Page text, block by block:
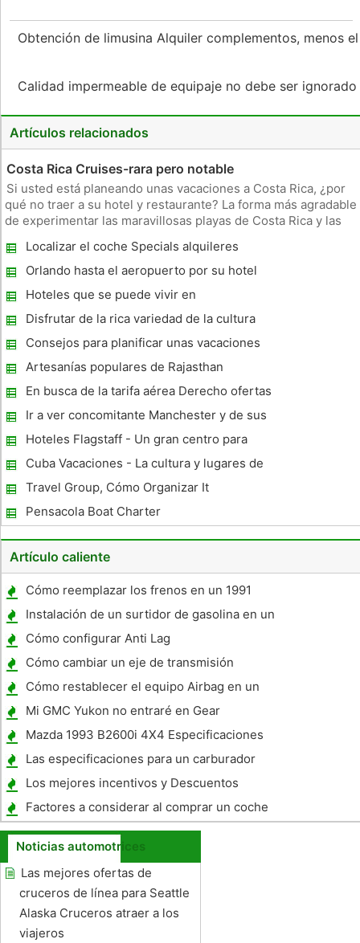
Obtención de limusina Alquiler complementos, menos
Calidad impermeable de equipaje no debe ser
Artículos relacionados
Costa Rica Cruises-rara pero notable
Si usted está planeando unas vacaciones a Costa Rica, ¿por
qué no traer a su hotel y restaurante? La forma más agradable
de experimentar las maravillosas playas de Costa Rica y las
se trata de un crucero de Costa Rica, llegar allí será una
Localizar el coche Specials alquileres
Orlando hasta el aeropuerto por su hotel
Transportation Solutions
Hoteles que se puede vivir en
Disfrutar de la rica variedad de la cultura
Shoals Alabama
Consejos para planificar unas vacaciones
de esquí
Artesanías populares de Rajasthan
En busca de la tarifa aérea Derecho ofertas
más bajas y salida rápidos tiempos?
Ir a ver concomitante Manchester y de sus
bares de vinos sorprendentes
Hoteles Flagstaff - Un gran centro para
explorar el centro
Cuba Vacaciones - La cultura y lugares de
interés de La Habana
Travel Group, Cómo Organizar It
Pensacola Boat Charter
Artículo caliente
Cómo reemplazar los frenos en un 1991
Ford Aerostar
Instalación de un surtidor de gasolina en un
97 Chrysler Sebring LXi
Cómo configurar Anti Lag
Cómo cambiar un eje de transmisión
Cómo restablecer el equipo Airbag en un
Dodge Caravan 96
Mi GMC Yukon no entraré en Gear
Mazda 1993 B2600i 4X4 Especificaciones
Las especificaciones para un carburador
XR650R
Los mejores incentivos y Descuentos
Coche
Factores a considerar al comprar un coche
Noticias automotrices
Las mejores ofertas de
cruceros de línea para Seattle
Alaska Cruceros atraer a los
viajeros